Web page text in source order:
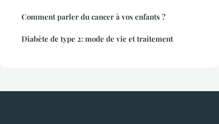
Comment parler du cancer à vos enfants ?
Diabète de type 2: mode de vie et traitement